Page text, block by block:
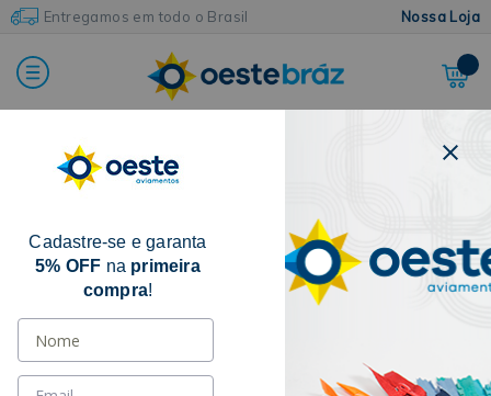
Entregamos em todo o Brasil Nossa Loja
CATEGORIA
MARCAS
Cadastre-se e garanta
5% OFF na primeira
compra!